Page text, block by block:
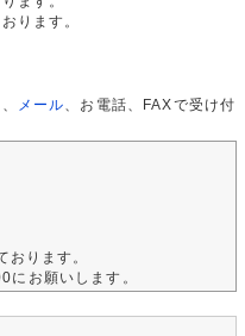
ります。
メール 、お電話、FAXで受け付
おります。
にお願いします。